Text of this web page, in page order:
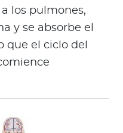
los pulmones,
y se absorbe el
que el ciclo del